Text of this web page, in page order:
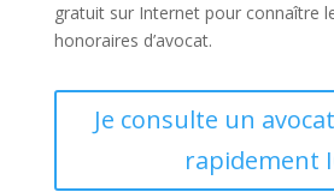
gratuit sur Internet pour connaître
honoraires d’avocat.
Je consulte un
rapidement